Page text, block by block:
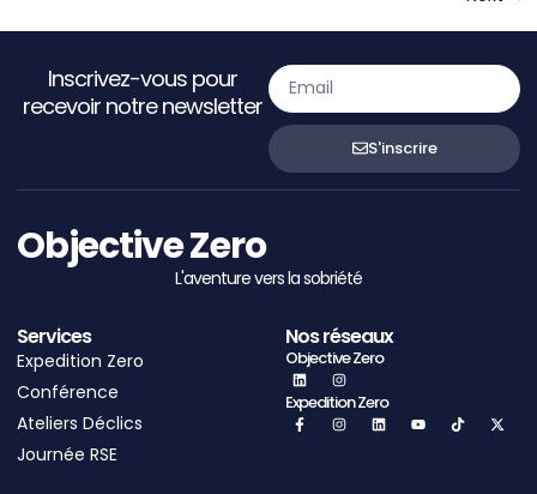
Inscrivez-vous pour
recevoir notre newsletter
S'inscrire
Objective Zero
L'aventure vers la sobriété
Services
Expedition Zero
Conférence
Ateliers Déclics
Journée RSE
Nos réseaux
Objective Zero
Expedition Zero